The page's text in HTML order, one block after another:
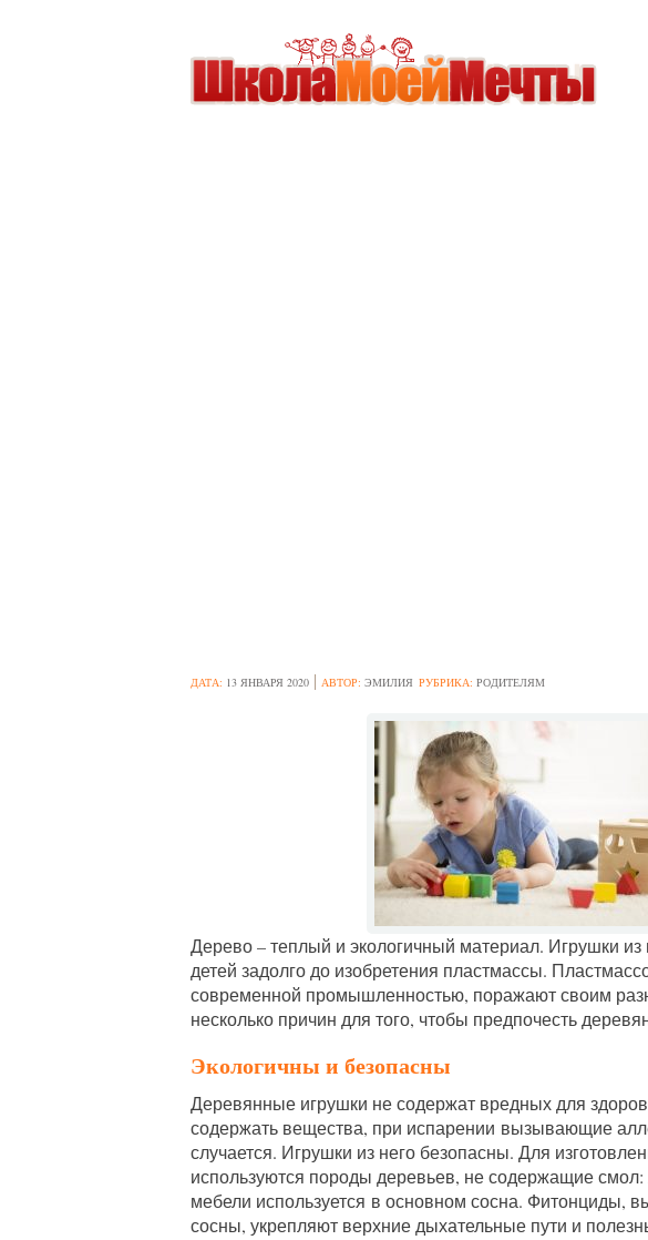
ДАТА: 13 ЯНВАРЯ 2020 АВТОР: ЭМИЛИЯ РУБРИКА: РОДИТЕЛЯМ
Дерево – теплый и экологичный материал. Игрушки
детей задолго до изобретения пластмассы.
современной промышленностью, поражают своим
несколько причин для того, чтобы предпочесть
Экологичны и безопасны
Деревянные игрушки не содержат вредных для
содержать вещества, при испарении вызывающие
случается. Игрушки из него безопасны. Для
используются породы деревьев, не содержащие смол:
мебели используется в основном сосна. Фитонциды,
сосны, укрепляют верхние дыхательные пути и